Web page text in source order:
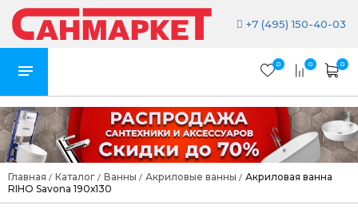
+7 (495) 150-40-03
0 0 0
Главная / Каталог / Ванны / Акриловые ванны / Акриловая ванна
RIHO Savona 190х130